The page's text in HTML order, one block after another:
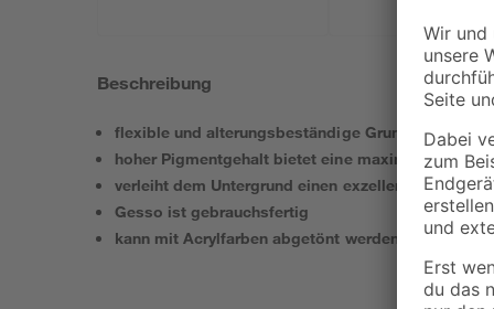
Beschreibung
flexible und alterungsbeständige Grundierung
hoher Pigmentgehalt bietet eine maximale
verleiht dem Untergrund einen exzellenten Griff
Gesso ist gebrauchsfertig
kann mit Acrylfarben abgetönt werden